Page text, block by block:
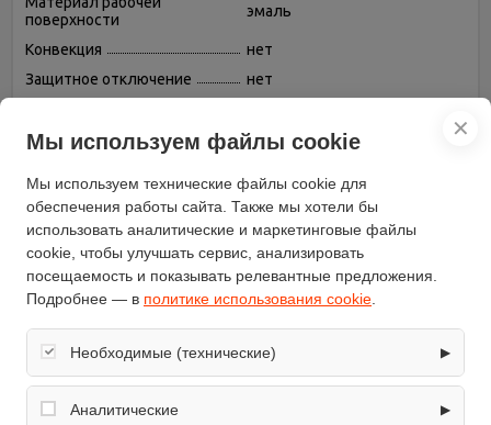
поверхности
эмаль
Конвекция
нет
Защитное отключение
нет
Дверца
откидная
Газ-контроль конфорок
Газ-контроль духовки
есть
Цвет
белый
Управление
механическое
Ширина (см)
Бренд
De Luxe
Высота (см)
✕
Мы используем файлы cookie
Мы используем технические файлы cookie для
обеспечения работы сайта. Также мы хотели бы
использовать аналитические и маркетинговые файлы
cookie, чтобы улучшать сервис, анализировать
посещаемость и показывать релевантные предложения.
Подробнее — в политике использования cookie
Необходимые (технические) ▶
Обеспечивают корректную работу сайта: оформление
заказа, корзина, вход в личный кабинет. Без них основные
Аналитические ▶